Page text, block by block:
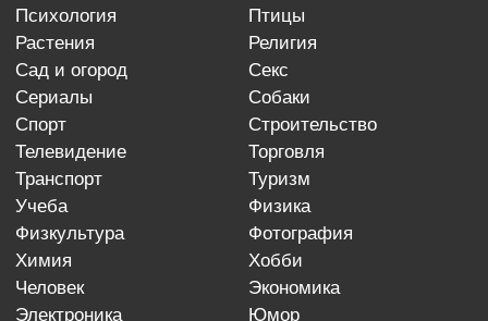
психология
птицы
растения
религия
сад и огород
секс
сериалы
собаки
спорт
строительство
телевидение
торговля
транспорт
туризм
учеба
физика
физкультура
фотография
химия
хобби
человек
экономика
электроника
юмор